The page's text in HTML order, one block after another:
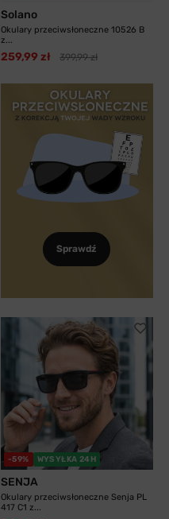
Solano
Okulary przeciwsłoneczne 10526 B
z...
259,99 zł 399,99 zł
Sprawdź
-59% WYSYŁKA 24H
SENJA
Okulary przeciwsłoneczne Senja PL
417 C1 z...